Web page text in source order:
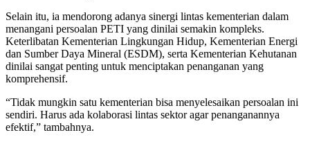
Selain itu, ia mendorong adanya sinergi lintas kementerian dalam
menangani persoalan PETI yang dinilai semakin kompleks.
Keterlibatan Kementerian Lingkungan Hidup, Kementerian Energi
dan Sumber Daya Mineral (ESDM), serta Kementerian Kehutanan
dinilai sangat penting untuk menciptakan penanganan yang
komprehensif.
“Tidak mungkin satu kementerian bisa menyelesaikan persoalan ini
sendiri. Harus ada kolaborasi lintas sektor agar penanganannya
efektif,” tambahnya.